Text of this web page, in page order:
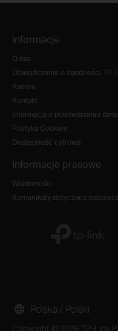
Informacje
O nas
Oświadczenie o zgodności TP-
Kariera
Kontakt
Informacja o przetwarzaniu
Polityka Cookies
Dostępność cyfrowa
Informacje prasowe
Wiadomości
Komunikaty dotyczące
Copyright © 2026 TP-Link
Polska / Polski